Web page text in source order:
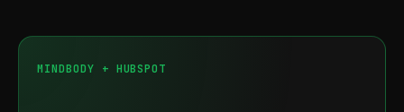
MINDBODY + HUBSPOT